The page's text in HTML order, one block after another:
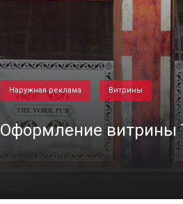
Наружная реклама Витрины
Оформление витрины